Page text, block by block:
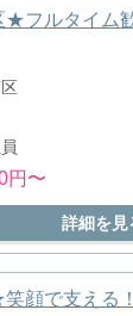
★フルタイム
円〜
詳細を見
顔で支える